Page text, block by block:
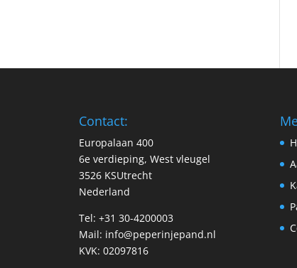
Contact:
Europalaan 400
6e verdieping, West vleugel
3526 KSUtrecht
Nederland
Tel: +31 30-4200003
Mail: info@peperinjepand.nl
KVK: 02097816